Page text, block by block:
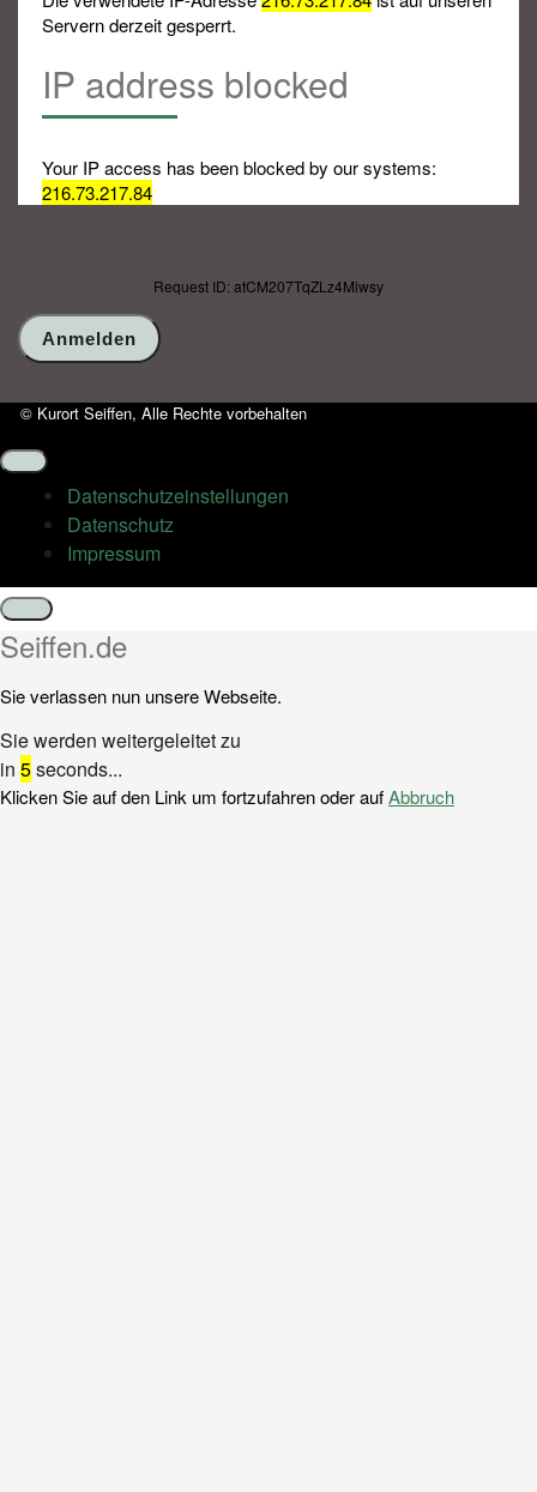
Servern derzeit gesperrt.
IP address blocked
Your IP access has been blocked by our systems:
216.73.217.84
Request ID: atCM207TqZLz4Miwsy
© Kurort Seiffen, Alle Rechte vorbehalten
Datenschutz­einstellungen
Datenschutz
Impressum
Schließen
Seiffen.de
Sie verlassen nun unsere Webseite.
Sie werden weitergeleitet zu
in 5seconds...
Klicken Sie auf den Link um fortzufahren oder aufAbbruch